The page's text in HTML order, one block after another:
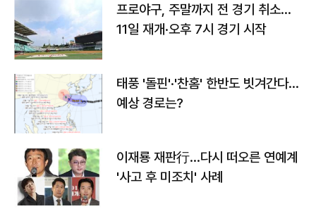
프로야구, 주말까지 전 경기 취소…
11일 재개·오후 7시 경기 시작
태풍 '돌핀'·'찬홈' 한반도 빗겨간다…
예상 경로는?
이재룡 재판行…다시 떠오른 연예계
'사고 후 미조치' 사례